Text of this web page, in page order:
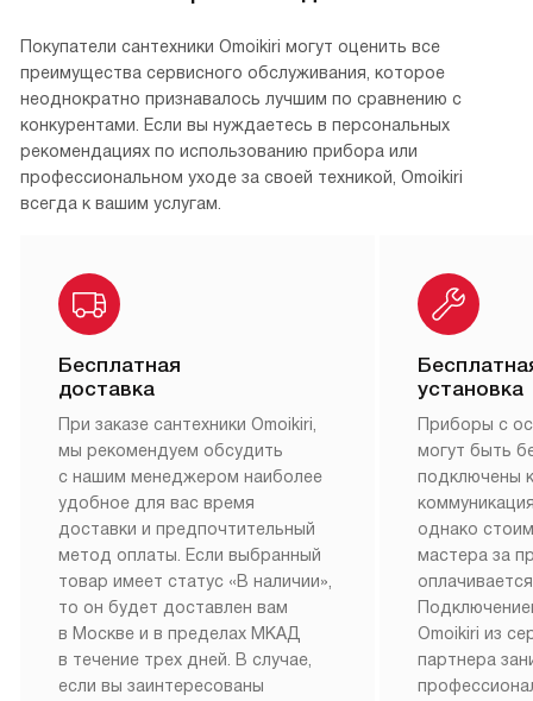
Покупатели сантехники Omoikiri могут оценить все
преимущества сервисного обслуживания, которое
неоднократно признавалось лучшим по сравнению с
конкурентами. Если вы нуждаетесь в персональных
рекомендациях по использованию прибора или
профессиональном уходе за своей техникой, Omoikiri
всегда к вашим услугам.
Бесплатная
доставка
При заказе сантехники Omoikiri,
мы рекомендуем обсудить
с нашим менеджером наиболее
удобное для вас время
доставки и предпочтительный
метод оплаты. Если выбранный
товар имеет статус «В наличии»,
то он будет доставлен вам
в Москве и в пределах МКАД
в течение трех дней. В случае,
если вы заинтересованы
установка
Приборы с
могут быть
подключены
однако
мастера за
Omoikiri из
партнера